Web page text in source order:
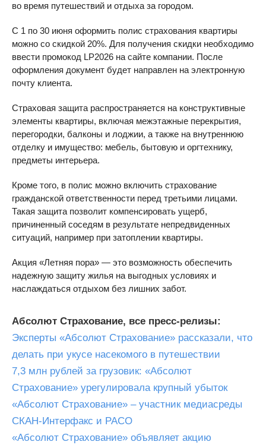
во время путешествий и отдыха за городом.
С 1 по 30 июня оформить полис страхования квартиры
можно со скидкой 20%. Для получения скидки необходимо
ввести промокод LP2026 на сайте компании. После
оформления документ будет направлен на электронную
почту клиента.
Страховая защита распространяется на конструктивные
элементы квартиры, включая межэтажные перекрытия,
перегородки, балконы и лоджии, а также на внутреннюю
отделку и имущество: мебель, бытовую и оргтехнику,
предметы интерьера.
Кроме того, в полис можно включить страхование
гражданской ответственности перед третьими лицами.
Такая защита позволит компенсировать ущерб,
причиненный соседям в результате непредвиденных
ситуаций, например при затоплении квартиры.
Акция «Летняя пора» — это возможность обеспечить
надежную защиту жилья на выгодных условиях и
наслаждаться отдыхом без лишних забот.
Абсолют Страхование, все пресс-релизы:
Эксперты «Абсолют Страхование» рассказали, что
делать при укусе насекомого в путешествии
7,3 млн рублей за грузовик: «Абсолют
Страхование» урегулировала крупный убыток
«Абсолют Страхование» – участник медиасреды
СКАН-Интерфакс и РАСО
«Абсолют Страхование» объявляет акцию